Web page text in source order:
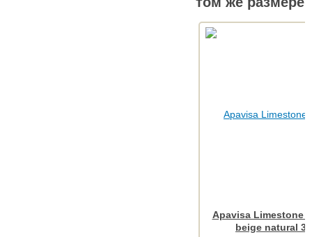
Apavisa Limestone
beige natural